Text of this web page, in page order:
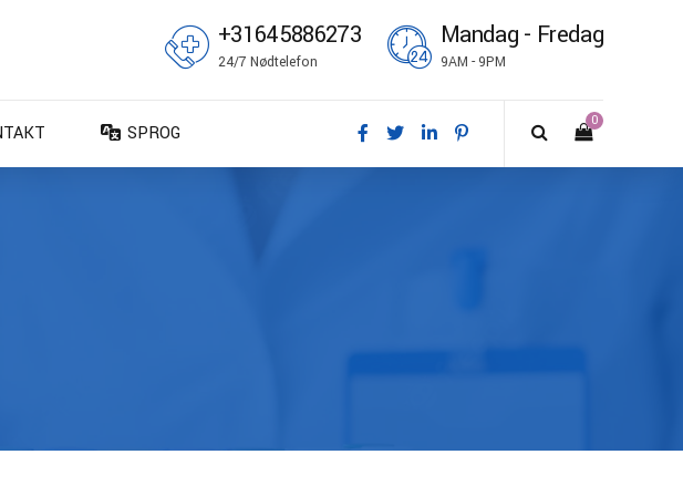
+31645886273
24/7 Nødtelefon
Mandag - Fredag
9AM - 9PM
0
SPROG